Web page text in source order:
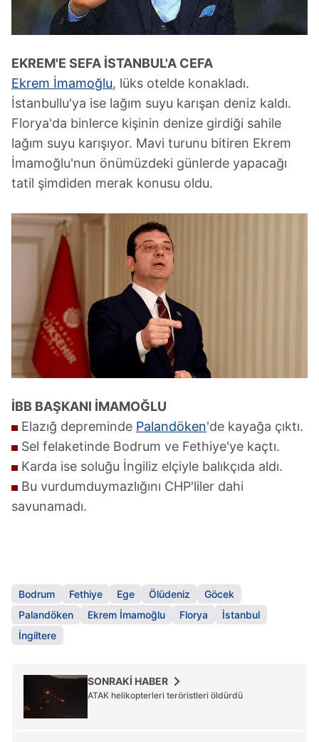
Sitemizde kendimize ve üçüncü kişilere ait çerezler
kullanılmaktadır. Bu çerezler vasıtasıyla çeşitli kişisel
toplumu hizmetlerinin sunulması amacıyla
kullanılmaktadır. Diğer çerezler, sitemizin daha işlevsel
kılınması ve kişiselleştirilmesi ve sizlere yönelik
reklam/pazarlama faaliyetlerinin yapılması, amaçlarıyla
sınırlı olarak açık rızanız dahilinde kullanılacaktır.
Çerezlere ilişkin tercihlerinizi aşağıda yer alan panel
vasıtasıyla belirleyebilirsiniz. Çerezlere ilişkin detaylı bilgi
Metnimiziziyaret edebilirsiniz.
6698 sayılı Kişisel Verilerin Korunması Kanunu uyarınca
hazırlanmış Aydınlatma Metnimizi okumak ve sitemizde
ilgili mevzuata uygun olarak kullanılan çerezlerle ilgili bilgi
almak için lütfen tıklayınız
EKREM'E SEFA İSTANBUL'A CEFA
Ekrem İmamoğlu, lüks otelde konakladı.
İstanbullu'ya ise lağım suyu karışan deniz kaldı.
Florya'da binlerce kişinin denize girdiği sahile
lağım suyu karışıyor. Mavi turunu bitiren Ekrem
İmamoğlu'nun önümüzdeki günlerde yapacağı
tatil şimdiden merak konusu oldu.
İBB BAŞKANI İMAMOĞLU
Elazığ depreminde Palandöken'de kayağa çıktı.
Sel felaketinde Bodrum ve Fethiye'ye kaçtı.
Karda ise soluğu İngiliz elçiyle balıkçıda aldı.
Bu vurdumduymazlığını CHP'liler dahi
savunamadı.
Bodrum Fethiye Ege Ölüdeniz
Göcek
Palandöken
Ekrem İmamoğlu Florya
İstanbul
İngiltere
SONRAKİ HABER
ATAK helikopterleri teröristleri öldürdü